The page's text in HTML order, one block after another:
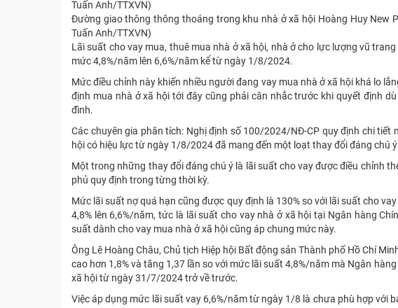
Đường giao thông thông thoáng trong khu nhà ở xã hội Hoàng Huy New
Tuấn Anh/TTXVN)
Lãi suất cho vay mua, thuê mua nhà ở xã hội, nhà ở cho lực lượng vũ
mức 4,8%/năm lên 6,6%/năm kể từ ngày 1/8/2024.
Mức điều chỉnh này khiến nhiều người đang vay mua nhà ở xã hội khá lo
định mua nhà ở xã hội tới đây cũng phải cân nhắc trước khi quyết định
đình.
Các chuyên gia phân tích: Nghị định số 100/2024/NĐ-CP quy định chi
hội có hiệu lực từ ngày 1/8/2024 đã mang đến một loạt thay đổi đáng chú
Một trong những thay đổi đáng chú ý là lãi suất cho vay được điều chỉnh
phủ quy định trong từng thời kỳ.
Mức lãi suất nợ quá hạn cũng được quy định là 130% so với lãi suất cho
4,8% lên 6,6%/năm, tức là lãi suất cho vay nhà ở xã hội tại Ngân hàng
suất dành cho vay mua nhà ở xã hội cũng áp chung mức này.
Ông Lê Hoàng Châu, Chủ tịch Hiệp hội Bất động sản Thành phố Hồ Chí
cao hơn 1,8% và tăng 1,37 lần so với mức lãi suất 4,8%/năm mà Ngân
xã hội từ ngày 31/7/2024 trở về trước.
Việc áp dụng mức lãi suất vay 6,6%/năm từ ngày 1/8 là chưa phù hợp với